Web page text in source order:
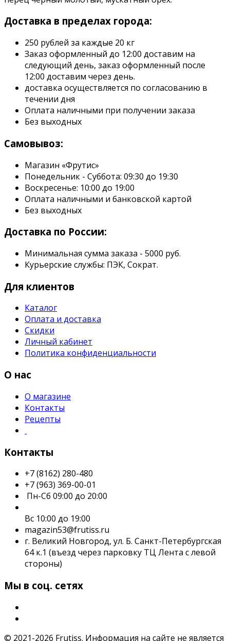
Доставка в пределах города:
250 рублей за каждые 20 кг
Заказ оформленный до 12:00 доставим на
следующий день, заказ оформленный после
12:00 доставим через день.
доставка осуществляется по согласованию в
течении дня
Оплата наличными при получении заказа
Без выходных
Самовывоз:
Магазин «Фрутис»
Понедельник - Суббота: 09:30 до 19:30
Воскресенье: 10:00 до 19:00
Оплата наличными и банковской картой
Без выходных
Доставка по России:
Минимальная сумма заказа - 5000 руб.
Курьерские службы: ПЭК, Сократ.
Для клиентов
Каталог
Оплата и доставка
Скидки
Личный кабинет
Политика конфиденциальности
О нас
О магазине
Контакты
Рецепты
Контакты
+7 (8162) 280-480
+7 (963) 369-00-01
Пн-Сб 09:00 до 20:00
Вс 10:00 до 19:00
magazin53@frutiss.ru
г. Великий Новгород, ул. Б. Санкт-Петербургская
64 к.1 (въезд через парковку ТЦ Лента с левой
стороны)
Мы в соц. сетях
© 2021-2026 Frutiss. Информация на сайте не является